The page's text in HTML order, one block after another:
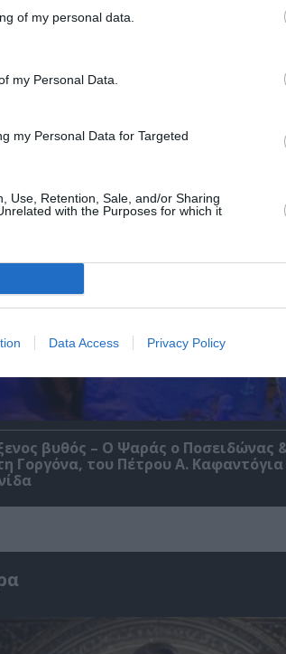
of my personal data.
my Personal Data.
my Personal Data for Targeted
Use, Retention, Sale, and/or Sharing
with the Purposes for which it
Data Access Privacy Policy
Βρομύλος, του Ντέιβιντ
Δημήτρη Δεγαΐτη στο 12ο
βυθός – Ο Ψαράς ο Ποσειδώνας
Γοργόνα, του Πέτρου Α.